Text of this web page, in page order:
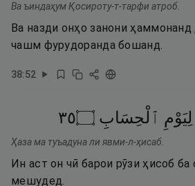
Ва ъиндаҳум Қосироту-т-тарфи атроб.
Ва назди онҳо занони ҳаммонанд
чашм фурудоранда бошанд.
38:52
لِيَوْمِ ٱلْحِسَابِ ۝٥٣
Ҳаза ма туъадуна ли явми-л-ҳисаб.
Ин аст он чӣ барои рӯзи ҳисоб ба
мешудед.